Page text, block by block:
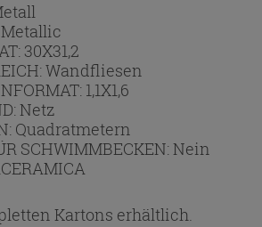
Metallic
30X31,2
Wandfliesen
1,1X1,6
Netz
Quadratmetern
SCHWIMMBECKEN:Nein
Kartons erhältlich.